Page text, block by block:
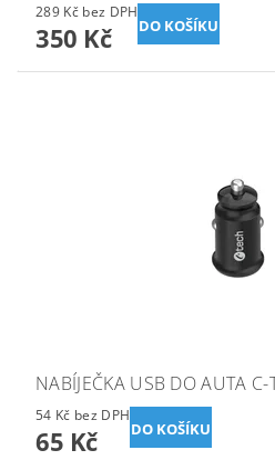
289 Kč bez DPH
350 Kč
NABÍJEČKA USB DO AUTA
54 Kč bez DPH
65 Kč